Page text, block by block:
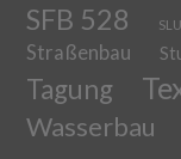
SFB 528
Straßenbau
Tagung
Wasserbau